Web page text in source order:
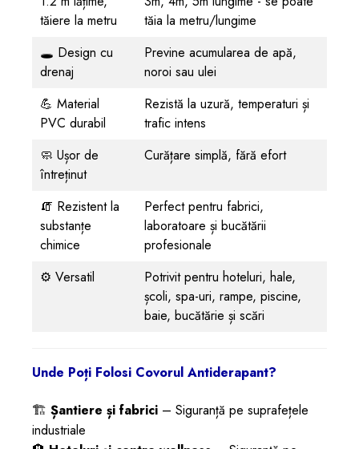
tăiere la metru
tăia la metru/lungime
🕳️ Design cu
drenaj
Previne acumularea de apă,
noroi sau ulei
💪 Material
PVC durabil
Rezistă la uzură, temperaturi și
trafic intens
🧼 Ușor de
întreținut
Curățare simplă, fără efort
🧯 Rezistent la
substanțe
chimice
Perfect pentru fabrici,
laboratoare și bucătării
profesionale
⚙️ Versatil
Potrivit pentru hoteluri, hale,
școli, spa-uri, rampe, piscine,
baie, bucătărie și scări
Unde Poți Folosi Covorul Antiderapant?
🏗️ Șantiere și fabrici – Siguranță pe suprafețele
industriale